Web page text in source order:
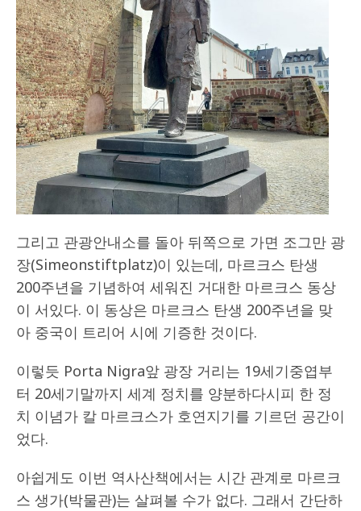
그리고 관광안내소를 돌아 뒤쪽으로 가면 조그만 광
장(Simeonstiftplatz)이 있는데, 마르크스 탄생
200주년을 기념하여 세워진 거대한 마르크스 동상
이 서있다. 이 동상은 마르크스 탄생 200주년을 맞
아 중국이 트리어 시에 기증한 것이다.
이렇듯 Porta Nigra앞 광장 거리는 19세기중엽부
터 20세기말까지 세계 정치를 양분하다시피 한 정
치 이념가 칼 마르크스가 호연지기를 기르던 공간이
었다.
아쉽게도 이번 역사산책에서는 시간 관계로 마르크
스 생가(박물관)는 살펴볼 수가 없다. 그래서 간단하